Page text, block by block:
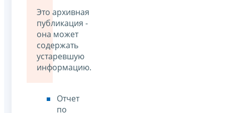
Это архивная
публикация -
она может
содержать
устаревшую
информацию.
Отчет
по